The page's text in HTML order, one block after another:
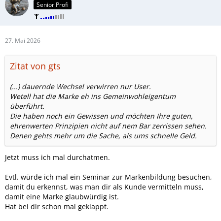
Senior Profi
27. Mai 2026
Zitat von gts
(...) dauernde Wechsel verwirren nur User.
Wetell hat die Marke eh ins Gemeinwohleigentum
überführt.
Die haben noch ein Gewissen und möchten Ihre guten,
ehrenwerten Prinzipien nicht auf nem Bar zerrissen sehen.
Denen gehts mehr um die Sache, als ums schnelle Geld.
Jetzt muss ich mal durchatmen.
Evtl. würde ich mal ein Seminar zur Markenbildung besuchen,
damit du erkennst, was man dir als Kunde vermitteln muss,
damit eine Marke glaubwürdig ist.
Hat bei dir schon mal geklappt.